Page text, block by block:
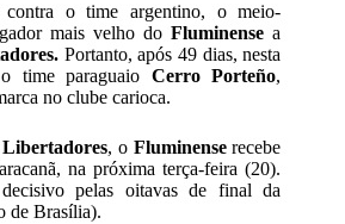
o time argentino, o meio-
mais velho doFluminense a
Portanto, após 49 dias, nesta
time paraguaio Cerro Porteño,
no clube carioca.
, o Fluminenserecebe
na próxima terça-feira (20).
pelas oitavas de final da
de Brasília).